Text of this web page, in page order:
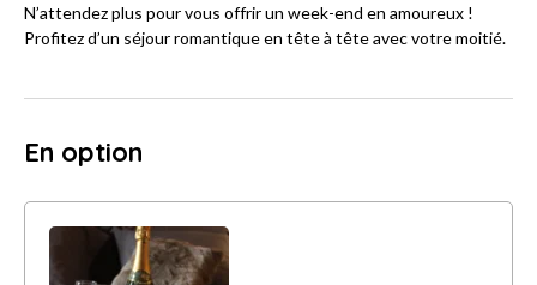
N’attendez plus pour vous offrir un week-end en amoureux !
Profitez d’un séjour romantique en tête à tête avec votre moitié.
En option